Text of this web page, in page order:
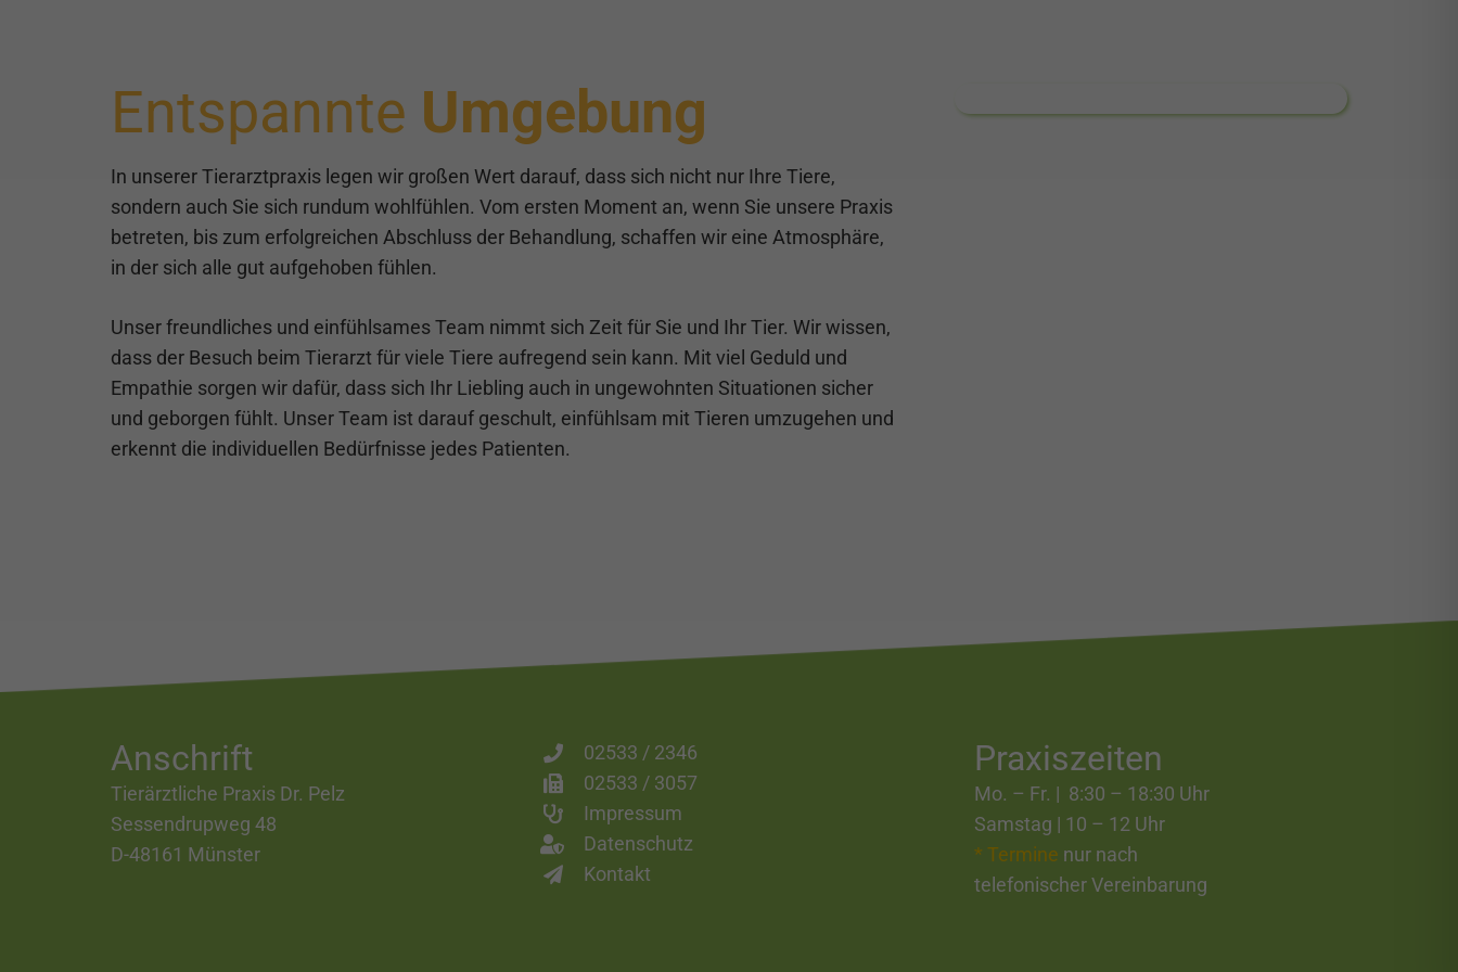
Entspannte Umgebung
In unserer Tierarztpraxis legen wir großen Wert darauf, dass sich nicht nur Ihre Tiere,
sondern auch Sie sich rundum wohlfühlen. Vom ersten Moment an, wenn Sie unsere Praxis
betreten, bis zum erfolgreichen Abschluss der Behandlung, schaffen wir eine Atmosphäre,
in der sich alle gut aufgehoben fühlen.
Unser freundliches und einfühlsames Team nimmt sich Zeit für Sie und Ihr Tier. Wir wissen,
dass der Besuch beim Tierarzt für viele Tiere aufregend sein kann. Mit viel Geduld und
Empathie sorgen wir dafür, dass sich Ihr Liebling auch in ungewohnten Situationen sicher
und geborgen fühlt. Unser Team ist darauf geschult, einfühlsam mit Tieren umzugehen und
erkennt die individuellen Bedürfnisse jedes Patienten.
Anschrift
Tierärztliche Praxis Dr. Pelz
Sessendrupweg 48
D-48161 Münster
02533 / 2346
02533 / 3057
Impressum
Datenschutz
Kontakt
Praxiszeiten
Mo. – Fr. | 8:30 – 18:30 Uhr
Samstag | 10 – 12 Uhr
* Termine nur nach
telefonischer Vereinbarung